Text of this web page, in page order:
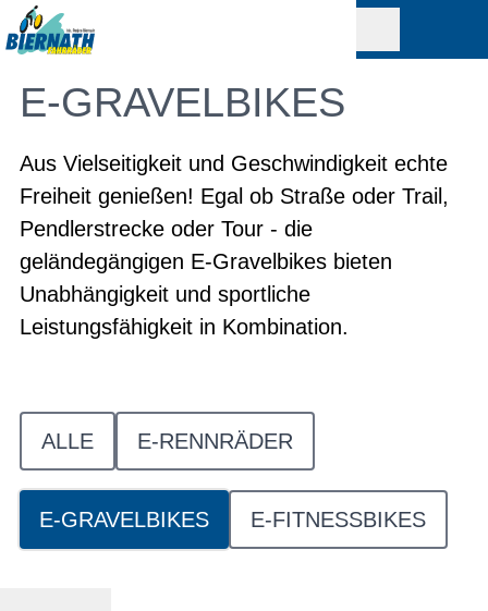
E-GRAVELBIKES
Aus Vielseitigkeit und Geschwindigkeit echte
Freiheit genießen! Egal ob Straße oder Trail,
Pendlerstrecke oder Tour - die
geländegängigen E-Gravelbikes bieten
Unabhängigkeit und sportliche
Leistungsfähigkeit in Kombination.
ALLE E-RENNRÄDER
E-GRAVELBIKES E-FITNESSBIKES